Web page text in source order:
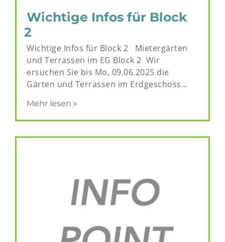
Wichtige Infos für Block
2
Wichtige Infos für Block 2 Mietergärten
und Terrassen im EG Block 2 Wir
ersuchen Sie bis Mo, 09.06.2025 die
Gärten und Terrassen im Erdgeschoss…
Mehr lesen »